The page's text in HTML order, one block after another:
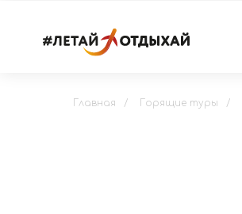
Главная / Горящие туры /